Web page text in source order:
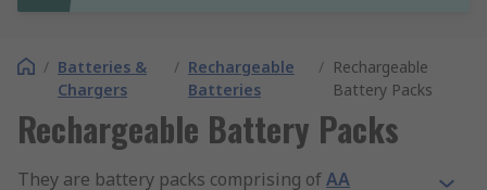
/ Batteries &
Chargers
/ Rechargeable
Batteries
/ Rechargeable
Battery Packs
Rechargeable Battery Packs
They are battery packs comprising ofAA